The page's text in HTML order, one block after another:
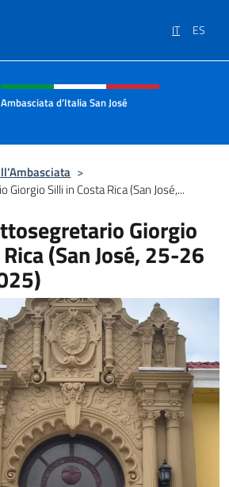
IT ES
social e menù
Ambasciata d’Italia San José
>
Silli in Costa Rica (San José,...
Giorgio
(San José, 25-26